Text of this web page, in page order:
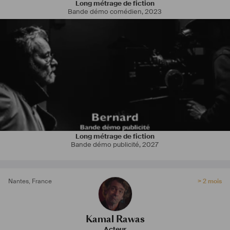
Long métrage de fiction
Bande démo comédien,2023
Long métrage de fiction
Bande démo publicité,2027
Nantes, France > 2 mois
Kamal Rawas